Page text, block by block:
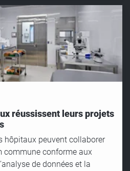
réussissent leurs projets
hôpitaux peuvent collaborer
commune conforme aux
de données et la